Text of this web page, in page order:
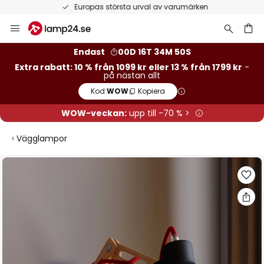
Europas största urval av varumärken
Hoppa
till
Endast
00D 16T 34M 49S
Extra rabatt: 10 % från 1099 kr eller 13 % från 1799 kr -
på nästan allt
Kod:WOW Kopiera
WOW-veckan:upp till -70 % >
Vägglampor
Hoppa